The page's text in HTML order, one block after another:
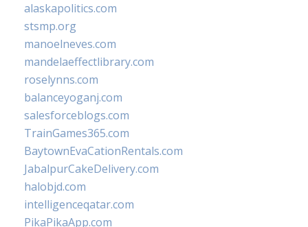
alaskapolitics.com
stsmp.org
manoelneves.com
mandelaeffectlibrary.com
roselynns.com
balanceyoganj.com
salesforceblogs.com
TrainGames365.com
BaytownEvaCationRentals.com
JabalpurCakeDelivery.com
halobjd.com
intelligenceqatar.com
PikaPikaApp.com